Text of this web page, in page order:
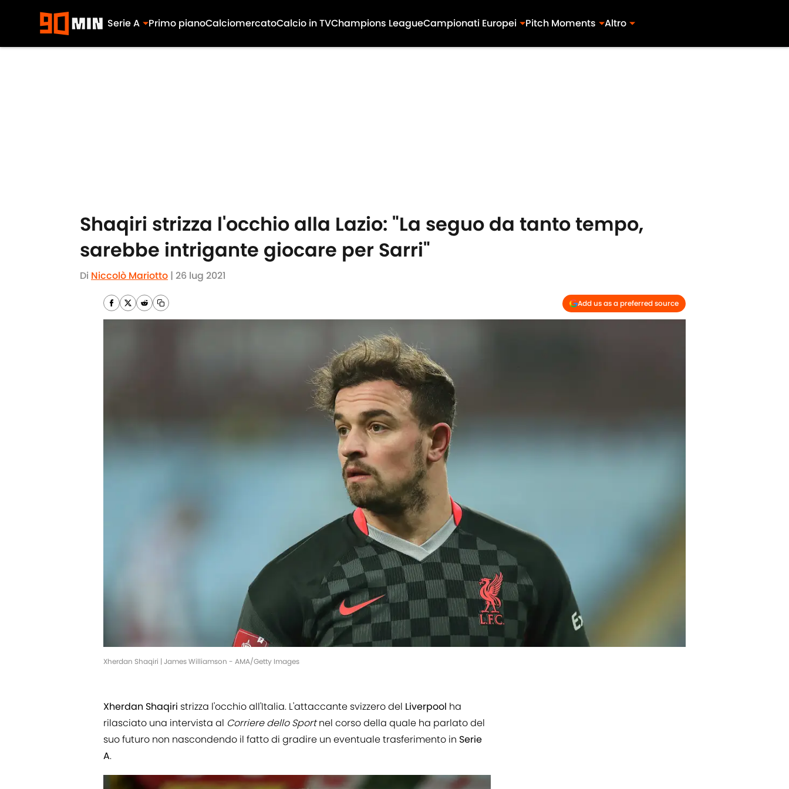
Serie A Primo pianoCalciomercatoCalcio in TVChampions LeagueCampionati Europei Pitch Moments Altro
Shaqiri strizza l'occhio alla Lazio: "La seguo da tanto tempo,
sarebbe intrigante giocare per Sarri"
Di Niccolò Mariotto | 26 lug 2021
Add us as a preferred source
Xherdan Shaqiri | James Williamson - AMA/Getty Images
Xherdan Shaqiri strizza l'occhio all'Italia. L'attaccante svizzero del Liverpool ha
rilasciato una intervista al Corriere dello Sportnel corso della quale ha parlato del
suo futuro non nascondendo il fatto di gradire un eventuale trasferimento in Serie
A.